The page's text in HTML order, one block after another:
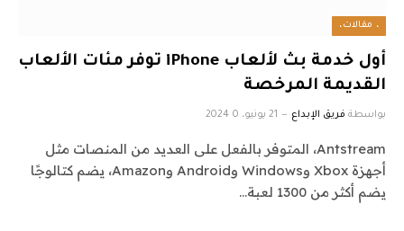
، مقالات،
أول خدمة بث لألعاب iPhone توفر مئات الألعاب
القديمة المرخصة
بواسطة فريق الإبداع 21 يونيو، 2024 0
Antstream، المتوفر بالفعل على العديد من المنصات مثل
أجهزة Xbox وWindows وAndroid وAmazon، يضم كتالوجًا
يضم أكثر من 1300 لعبة…